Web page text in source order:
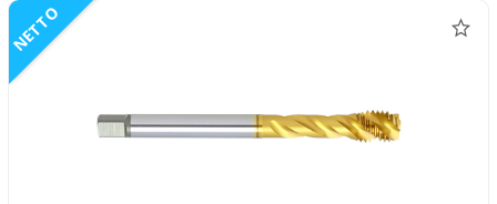
NETTO